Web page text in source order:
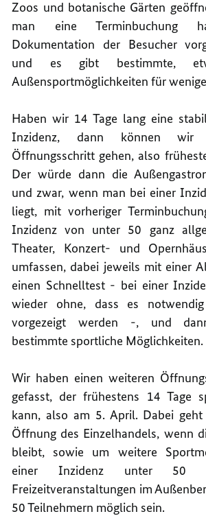
Zoos und botanische Gärten
man eine Terminbuchung
Dokumentation der Besucher
und es gibt bestimmte,
Außensportmöglichkeiten für
Haben wir 14 Tage lang eine
Inzidenz, dann können wir
Öffnungsschritt gehen, also
Der würde dann die
und zwar, wenn man bei einer
liegt, mit vorheriger
Inzidenz von unter 50 ganz
Theater, Konzert- und
umfassen, dabei jeweils mit einer
einen Schnelltest - bei einer
wieder ohne, dass es
vorgezeigt werden -, und
bestimmte sportliche Möglichkeiten.
Wir haben einen weiteren
gefasst, der frühestens 14 Tage
kann, also am 5. April. Dabei
Öffnung des Einzelhandels, wenn
bleibt, sowie um weitere
einer Inzidenz unter 50
Freizeitveranstaltungen im
50 Teilnehmern möglich sein.